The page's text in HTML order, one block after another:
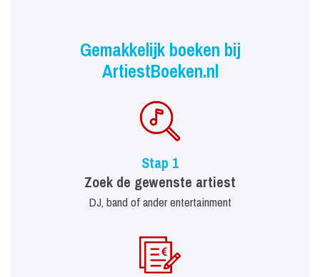
Gemakkelijk boeken bij
ArtiestBoeken.nl
Stap 1
Zoek de gewenste artiest
DJ, band of ander entertainment